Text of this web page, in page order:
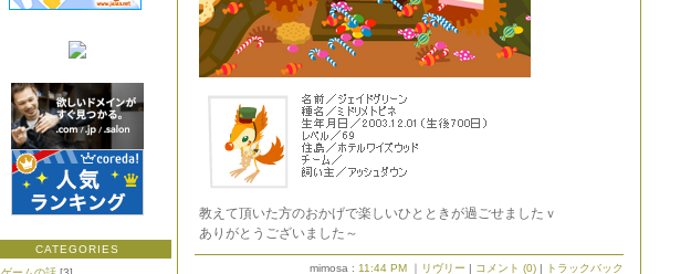
CATEGORIES
教えて頂いた方のおかげで楽しいひとときが過ごせましたｖ
ありがとうございました～
mimosa : 11:44 PM ｜ リヴリー | コメント (0) | トラックバック